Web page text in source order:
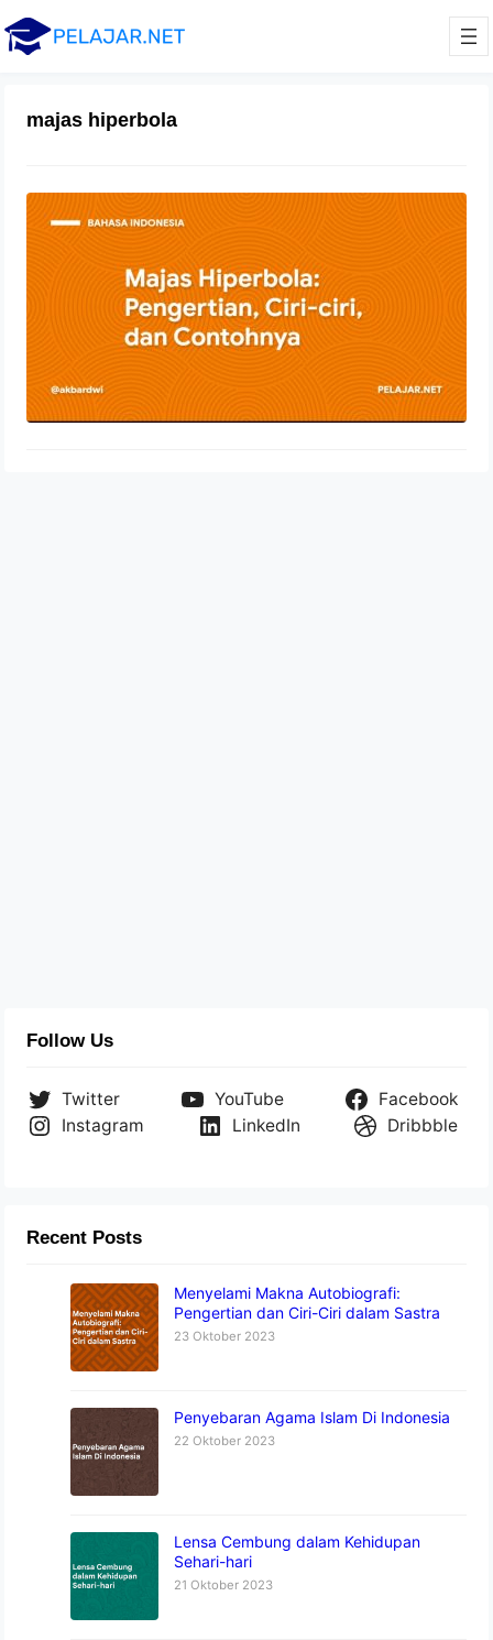
majas hiperbola
dan Contohnya
Follow Us
Twitter YouTube
Facebook
Instagram
LinkedIn Dribbble
Recent Posts
Menyelami Makna Autobiografi:
Pengertian dan Ciri-Ciri dalam Sastra
23 Oktober 2023
Penyebaran Agama Islam Di Indonesia
22 Oktober 2023
Lensa Cembung dalam Kehidupan
Sehari-hari
21 Oktober 2023